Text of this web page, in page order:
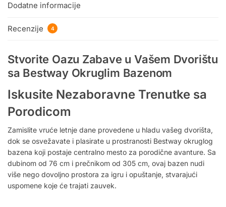
Dodatne informacije
Recenzije 4
Stvorite Oazu Zabave u Vašem Dvorištu
sa Bestway Okruglim Bazenom
Iskusite Nezaboravne Trenutke sa
Porodicom
Zamislite vruće letnje dane provedene u hladu vašeg dvorišta,
dok se osvežavate i plasirate u prostranosti Bestway okruglog
bazena koji postaje centralno mesto za porodične avanture. Sa
dubinom od 76 cm i prečnikom od 305 cm, ovaj bazen nudi
više nego dovoljno prostora za igru i opuštanje, stvarajući
uspomene koje će trajati zauvek.